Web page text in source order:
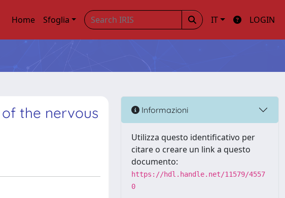
Home Sfoglia IT LOGIN
the nervous
Informazioni
Utilizza questo identificativo per
citare o creare un link a questo
documento:
https://hdl.handle.net/11579/4557
0